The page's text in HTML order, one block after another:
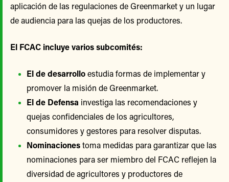
aplicación de las regulaciones de Greenmarket y un lugar
de audiencia para las quejas de los productores.
El FCAC incluye varios subcomités:
El de desarrolloestudia formas de implementar y
promover la misión de Greenmarket.
El de Defensa investiga las recomendaciones y
quejas confidenciales de los agricultores,
consumidores y gestores para resolver disputas.
Nominacionestoma medidas para garantizar que las
nominaciones para ser miembro del FCAC reflejen la
diversidad de agricultores y productores de